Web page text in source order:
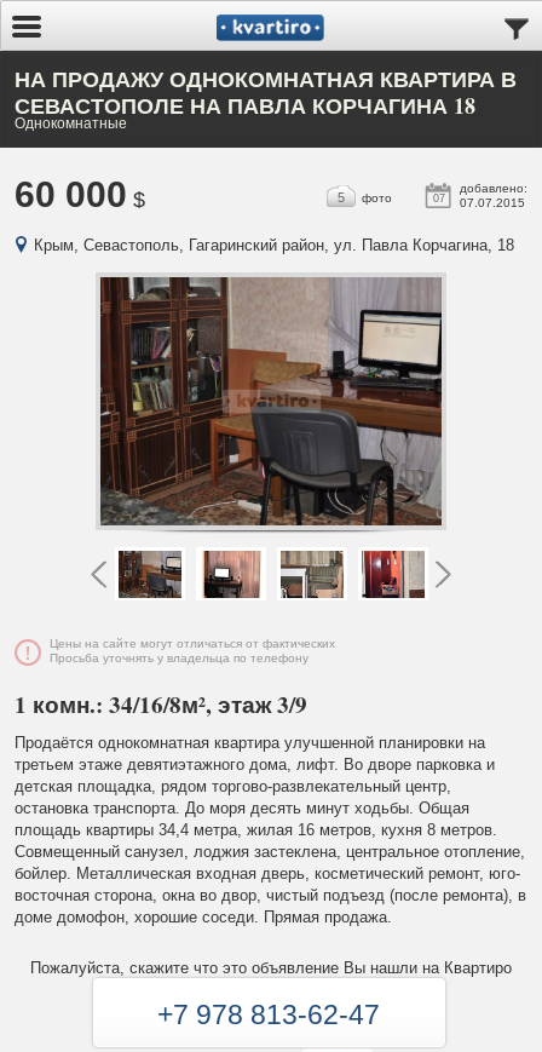
НА ПРОДАЖУ ОДНОКОМНАТНАЯ КВАРТИРА В
СЕВАСТОПОЛЕ НА ПАВЛА КОРЧАГИНА 18
Однокомнатные
60 000 $ 07
добавлено:
07.07.2015
5 фото
Крым, Севастополь, Гагаринский район, ул. Павла Корчагина, 18
Цены на сайте могут отличаться от фактических
Просьба уточнять у владельца по телефону
1 комн.: 34/16/8м², этаж 3/9
Продаётся однокомнатная квартира улучшенной планировки на
третьем этаже девятиэтажного дома, лифт. Во дворе парковка и
детская площадка, рядом торгово-развлекательный центр,
остановка транспорта. До моря десять минут ходьбы. Общая
площадь квартиры 34,4 метра, жилая 16 метров, кухня 8 метров.
Совмещенный санузел, лоджия застеклена, центральное отопление,
бойлер. Металлическая входная дверь, косметический ремонт, юго-
восточная сторона, окна во двор, чистый подъезд (после ремонта), в
доме домофон, хорошие соседи. Прямая продажа.
Пожалуйста, скажите что это объявление Вы нашли на Квартиро
+7 978 813-62-47